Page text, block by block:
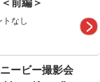
前編＞
トなし
ービー撮影会